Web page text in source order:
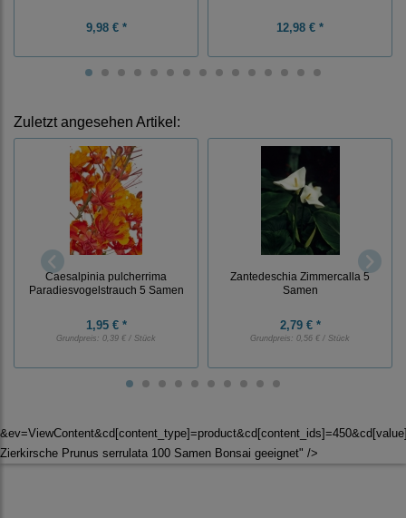
9,98 € * 12,98 € *
Zuletzt angesehen Artikel:
Caesalpinia pulcherrima
Paradiesvogelstrauch 5 Samen
1,95 € *
Grundpreis: 0,39 € / Stück
Zantedeschia Zimmercalla 5
Samen
2,79 € *
Grundpreis: 0,56 € / Stück
Zierkirsche Prunus serrulata 100 Samen Bonsai geeignet" />